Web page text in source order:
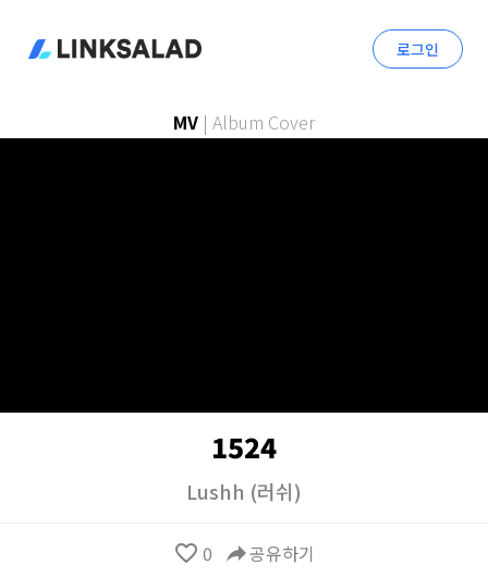
로그인
MV | Album Cover
1524
Lushh (러쉬)
favorite_border 0 reply공유하기